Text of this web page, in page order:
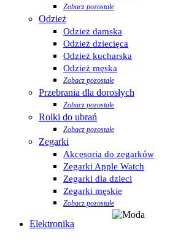
Zobacz pozostałe
Odzież
Odzież damska
Odzież dziecięca
Odzież kucharska
Odzież męska
Zobacz pozostałe
Przebrania dla dorosłych
Zobacz pozostałe
Rolki do ubrań
Zobacz pozostałe
Zegarki
Akcesoria do zegarków
Zegarki Apple Watch
Zegarki dla dzieci
Zegarki męskie
Zobacz pozostałe
Elektronika